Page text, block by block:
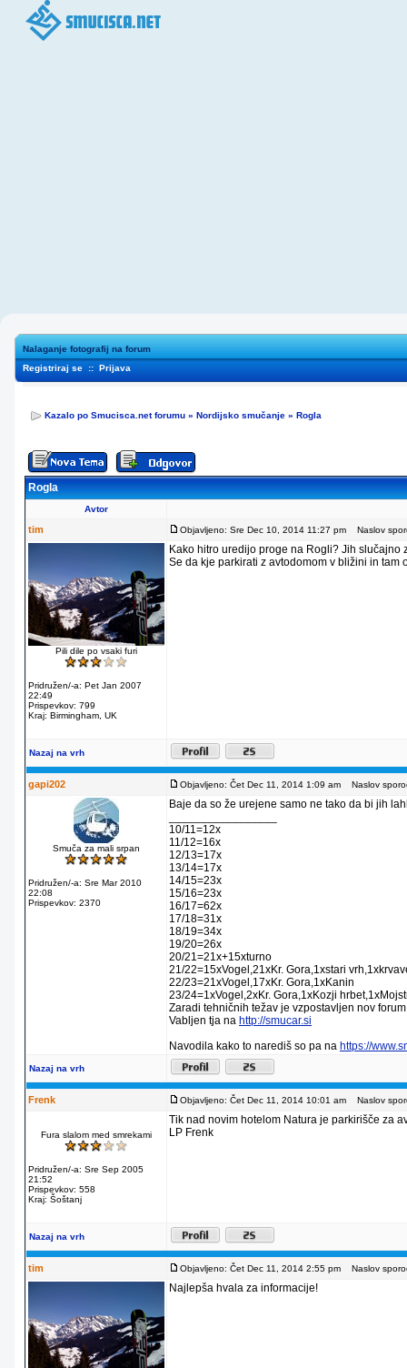
Nalaganje fotografij na forum
Registriraj se :: Prijava
Kazalo po Smucisca.net forumu » Nordijsko smučanje » Rogla
Rogla
Avtor
tim Objavljeno: Sre Dec 10, 2014 11:27 pm Naslov
Pili dile po vsaki furi
Pridružen/-a: Pet Jan 2007
22:49
Prispevkov: 799
Kraj: Birmingham, UK
Kako hitro uredijo proge na Rogli? Jih slučajno
Se da kje parkirati z avtodomom v bližini in tam
Nazaj na vrh
gapi202 Objavljeno: Čet Dec 11, 2014 1:09 am Naslov
Smuča za mali srpan
Pridružen/-a: Sre Mar 2010
22:08
Prispevkov: 2370
Baje da so že urejene samo ne tako da bi jih
10/11=12x
11/12=16x
12/13=17x
13/14=17x
14/15=23x
15/16=23x
16/17=62x
17/18=31x
18/19=34x
19/20=26x
20/21=21x+15xturno
21/22=15xVogel,21xKr. Gora,1xstari
22/23=21xVogel,17xKr. Gora,1xKanin
23/24=1xVogel,2xKr. Gora,1xKozji
Zaradi tehničnih težav je vzpostavljen nov
Vabljen tja na http://smucar.si
Navodila kako to narediš so pa na https://
Nazaj na vrh
Frenk Objavljeno: Čet Dec 11, 2014 10:01 am Naslov
Fura slalom med smrekami
Pridružen/-a: Sre Sep 2005
21:52
Prispevkov: 558
Kraj: Šoštanj
Tik nad novim hotelom Natura je parkirišče za
LP Frenk
Nazaj na vrh
tim Objavljeno: Čet Dec 11, 2014 2:55 pm Naslov
Najlepša hvala za informacije!